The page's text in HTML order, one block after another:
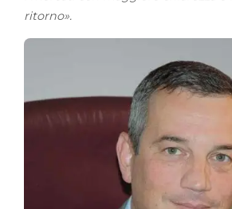
ritorno».